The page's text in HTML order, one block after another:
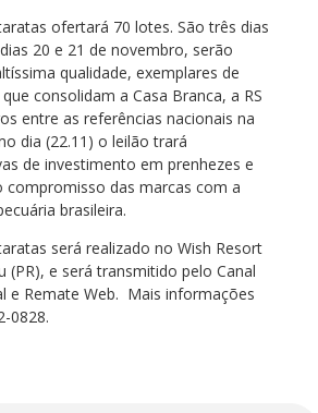
ofertará 70 lotes. São três dias
20 e 21 de novembro, serão
qualidade, exemplares de
consolidam a Casa Branca, a RS
entre as referências nacionais na
dia (22.11) o leilão trará
de investimento em prenhezes e
compromisso das marcas com a
brasileira.
será realizado no Wish Resort
(PR), e será transmitido pelo Canal
e Remate Web. Mais informações
0828.